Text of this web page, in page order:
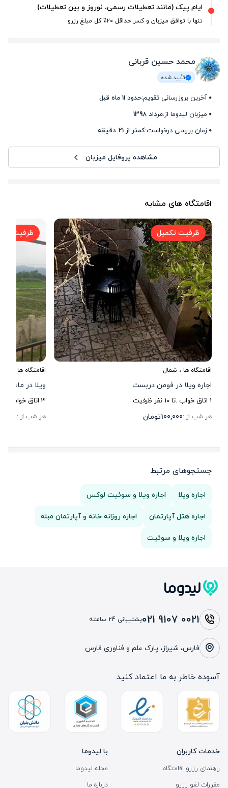
ایام پیک (مانند تعطیلات رسمی، نوروز و بین تعطیلات)
تنها با توافق میزبان و کسر حداقل ۲۰٪ کل مبلغ رزرو
محمد حسین قربانی
تأیید شده
آخرین بروزرسانی تقویم:حدود 11 ماه قبل
میزبان لیدوما از:مرداد 1398
زمان بررسی درخواست:کمتر از 21 دقیقه
مشاهده پروفایل میزبان
اقامتگاه های مشابه
ظرفیت تکمیل
اقامتگاه ها ، شمال
اجاره ویلا در فومن دربست
1 اتاق خواب .تا10 نفر ظرفیت
هر شب از :100,000تومان
ظرفیت
اقامتگاه ها
ویلا در
3 اتاق خواب .
هر شب از :
جستجوهای مرتبط
اجاره ویلا
اجاره ویلا و سوئیت لوکس
اجاره هتل آپارتمان
اجاره روزانه خانه و آپارتمان مبله
اجاره ویلا و سوئیت
خدمات کاربران
راهنمای رزرو اقامتگاه
مقررات لغو رزرو
با لیدوما
مجله لیدوما
درباره ما
021 9107 0021پشتیبانی 24 ساعته
فارس، شیراز، پارک علم و فناوری فارس
آسوده خاطر به ما اعتماد کنید